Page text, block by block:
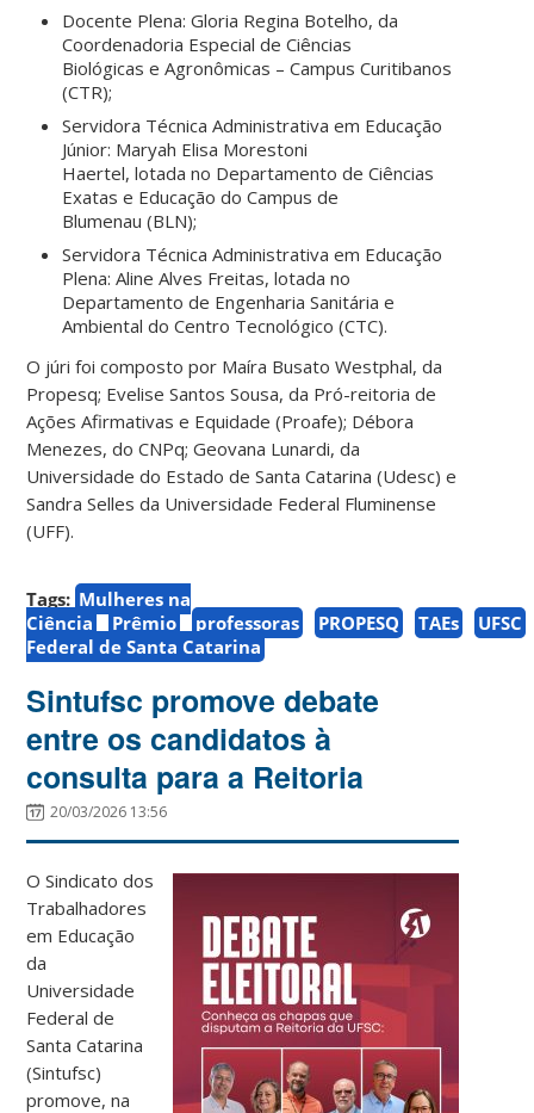
Docente Plena: Gloria Regina Botelho, da
Coordenadoria Especial de Ciências
Biológicas e Agronômicas – Campus Curitibanos
(CTR);
Servidora Técnica Administrativa em Educação
Júnior: Maryah Elisa Morestoni
Haertel, lotada no Departamento de Ciências
Exatas e Educação do Campus de
Blumenau (BLN);
Servidora Técnica Administrativa em Educação
Plena: Aline Alves Freitas, lotada no
Departamento de Engenharia Sanitária e
Ambiental do Centro Tecnológico (CTC).
O júri foi composto por Maíra Busato Westphal, da
Propesq; Evelise Santos Sousa, da Pró-reitoria de
Ações Afirmativas e Equidade (Proafe); Débora
Menezes, do CNPq; Geovana Lunardi, da
Universidade do Estado de Santa Catarina (Udesc) e
Sandra Selles da Universidade Federal Fluminense
(UFF).
Tags: Mulheres na
Ciência
Prêmio professoras PROPESQ TAEs
UFSC
Federal de Santa Catarina
Sintufsc promove debate
entre os candidatos à
consulta para a Reitoria
20/03/2026 13:56
O Sindicato dos
Trabalhadores
em Educação
da
Universidade
Federal de
Santa Catarina
(Sintufsc)
promove, na